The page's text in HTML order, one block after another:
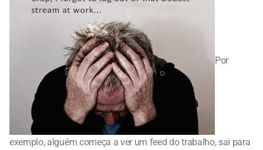
Por
exemplo, alguém começa a ver um feed do trabalho, sai para